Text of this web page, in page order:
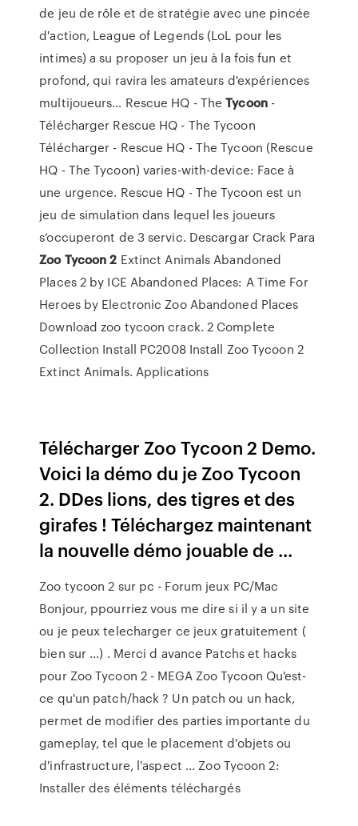
de jeu de rôle et de stratégie avec une pincée
d'action, League of Legends (LoL pour les
intimes) a su proposer un jeu à la fois fun et
profond, qui ravira les amateurs d'expériences
multijoueurs… Rescue HQ - TheTycoon-
Télécharger Rescue HQ - The Tycoon
Télécharger - Rescue HQ - The Tycoon (Rescue
HQ - The Tycoon) varies-with-device: Face à
une urgence. Rescue HQ - The Tycoon est un
jeu de simulation dans lequel les joueurs
s’occuperont de 3 servic. Descargar Crack Para
Zoo Tycoon 2 Extinct AnimalsAbandoned
Places 2 by ICE Abandoned Places: A Time For
Heroes by Electronic Zoo Abandoned Places
Download zoo tycoon crack. 2 Complete
Collection Install PC2008 Install Zoo Tycoon 2
Extinct Animals. Applications
Télécharger Zoo Tycoon 2 Demo.
Voici la démo du je Zoo Tycoon
2. DDes lions, des tigres et des
girafes ! Téléchargez maintenant
la nouvelle démo jouable de ...
Zoo tycoon 2 sur pc - Forum jeux PC/Mac
Bonjour, ppourriez vous me dire si il y a un site
ou je peux telecharger ce jeux gratuitement (
bien sur ...) . Merci d avance Patchs et hacks
pour Zoo Tycoon 2 - MEGA Zoo Tycoon Qu'est-
ce qu'un patch/hack ? Un patch ou un hack,
permet de modifier des parties importante du
gameplay, tel que le placement d'objets ou
d'infrastructure, l'aspect ... Zoo Tycoon 2:
Installer des éléments téléchargés